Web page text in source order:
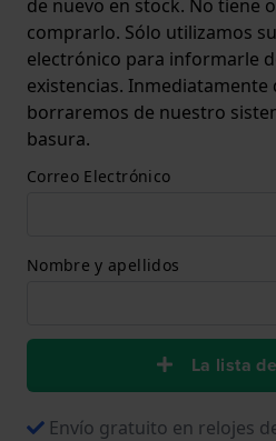
de nuevo en stock. No tiene
comprarlo. Sólo utilizamos
electrónico para informarle
existencias. Inmediatamente
borraremos de nuestro
basura.
Correo Electrónico
Nombre y apellidos
La lista
Envío gratuito en relojes